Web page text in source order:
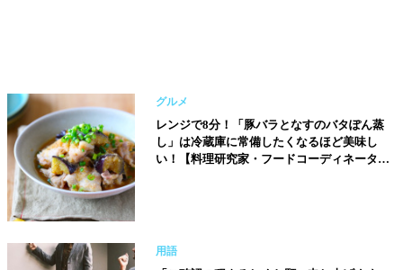
グルメ
レンジで8分！「豚バラとなすのバタぽん蒸
し」は冷蔵庫に常備したくなるほど美味し
い！【料理研究家・フードコーディネーター
用語